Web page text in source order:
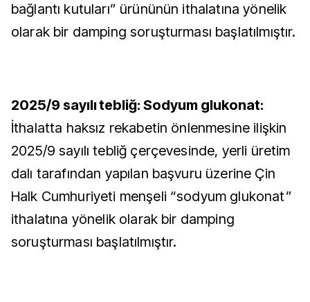
bağlantı kutuları” ürününün ithalatına yönelik
olarak bir damping soruşturması başlatılmıştır.
2025/9 sayılı tebliğ: Sodyum glukonat:
İthalatta haksız rekabetin önlenmesine ilişkin
2025/9 sayılı tebliğ çerçevesinde, yerli üretim
dalı tarafından yapılan başvuru üzerine Çin
Halk Cumhuriyeti menşeli “sodyum glukonat”
ithalatına yönelik olarak bir damping
soruşturması başlatılmıştır.